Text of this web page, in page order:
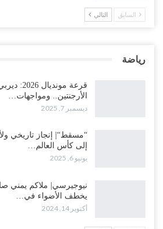
السابق التالي
رياضة
قرعة
الأرجنتين.. ومواجهات…
ديسمبر 7, 2025
“مسقط“| إنجاز تاريخي
إلى كأس العالم…
يونيو 6, 2025
نيوجيرسي| ملاكم يمني
يخطف الأضواء في…
أكتوبر 14, 2024